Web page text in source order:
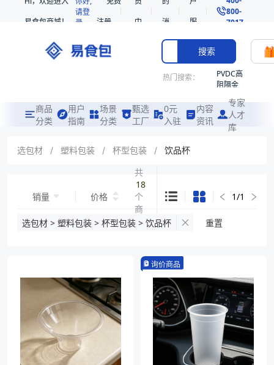
易食包商城！
请登
录
注册
中
消
息
服
务
800-
7017
搜索
热门搜索：
PVDC高
阻隔金
共挤热
收缩袋
221360
烤箱袋
袋
拉伸膜
商品
分类
用户
指南
场景
分类
甄选
工厂
0元
入驻
内容
资讯
专家
人才
库
选包材 / 塑料包装 / 杯型包装 / 饮品杯
销量 价格
共
18
个
商
品
1/1
选包材 > 塑料包装 > 杯型包装 > 饮品杯 重置
询价商品